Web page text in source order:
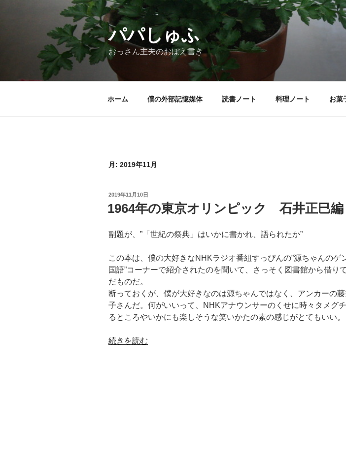
パパしゅふ
おっさん主夫のおぼえ書き
ホーム 僕の外部記憶媒体 読書ノート 料理ノート お菓
月: 2019年11月
投
日:
2019年11月10日
1964年の東京オリンピック 石井正巳編
副題が、”「世紀の祭典」はいかに書かれ、語られたか”
この本は、僕の大好きなNHKラジオ番組すっぴんの”源ちゃんのゲ
国語”コーナーで紹介されたのを聞いて、さっそく図書館から借り
だものだ。
断っておくが、僕が大好きなのは源ちゃんではなく、アンカーの
子さんだ。何がいいって、NHKアナウンサーのくせに時々タメグ
るところやいかにも楽しそうな笑いかたの素の感じがとてもいい。
“1964
続きを読む